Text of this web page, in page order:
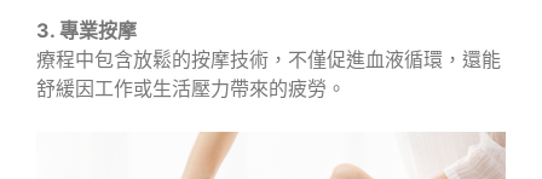
3. 專業按摩
療程中包含放鬆的按摩技術，不僅促進血液循環，還能
舒緩因工作或生活壓力帶來的疲勞。